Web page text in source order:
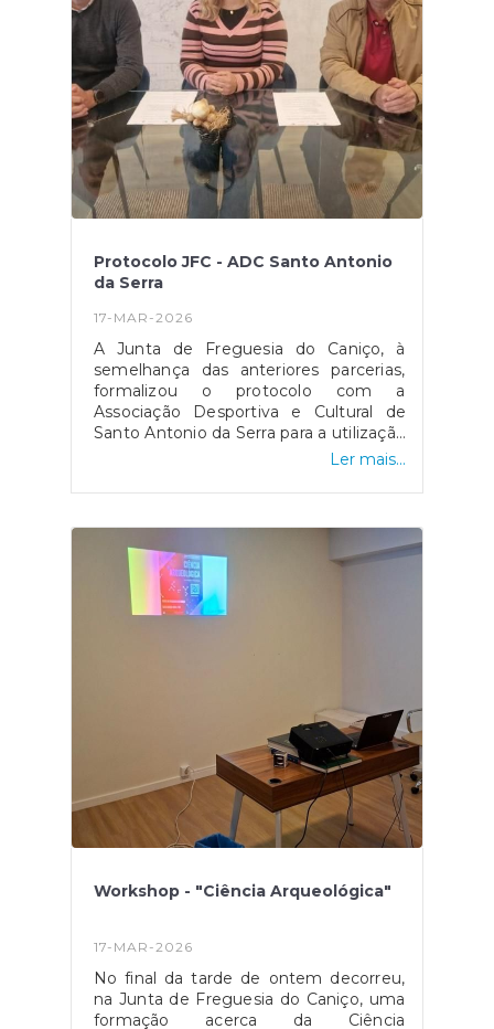
Protocolo JFC - ADC Santo Antonio
da Serra
17-MAR-2026
A Junta de Freguesia do Caniço, à
semelhança das anteriores parcerias,
formalizou o protocolo com a
Associação Desportiva e Cultural de
Santo Antonio da Serra para a utilização
das instalações do Padel Centro Caniço
normas efetivadas, podemos destacar
às 17h00, as bolsas com horas de
campo para utilizar na formação e a
isenção de taxas para as jornadas da
liga de clubes.Com esta renovação, a
promover em conjunto o padel no
Caniço e aumentar o número de
atletas filiados na
#caniçoamexer
Ler mais...
Workshop - "Ciência Arqueológica"
17-MAR-2026
No final da tarde de ontem decorreu,
na Junta de Freguesia do Caniço, uma
formação acerca da Ciência